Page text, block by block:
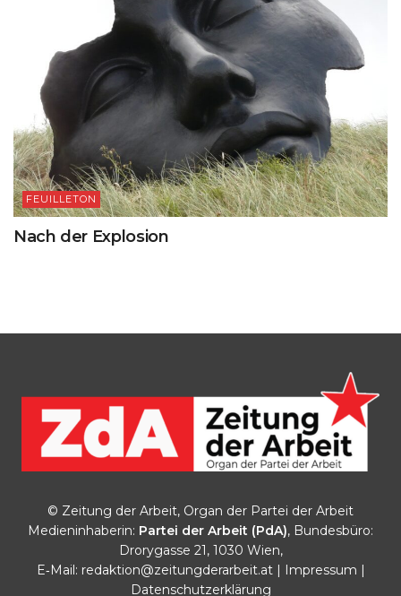
FEUILLETON
Nach der Explosion
© Zeitung der Arbeit, Organ der Partei der Arbeit
Medieninhaberin: Partei der Arbeit (PdA), Bundesbüro:
Drorygasse 21, 1030 Wien,
E‑Mail: redaktion@zeitungderarbeit.at| Impressum |
Datenschutzerklärung